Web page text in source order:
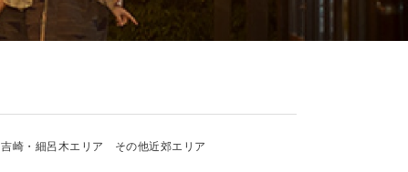
吉崎・細呂木エリア その他近郊エリア